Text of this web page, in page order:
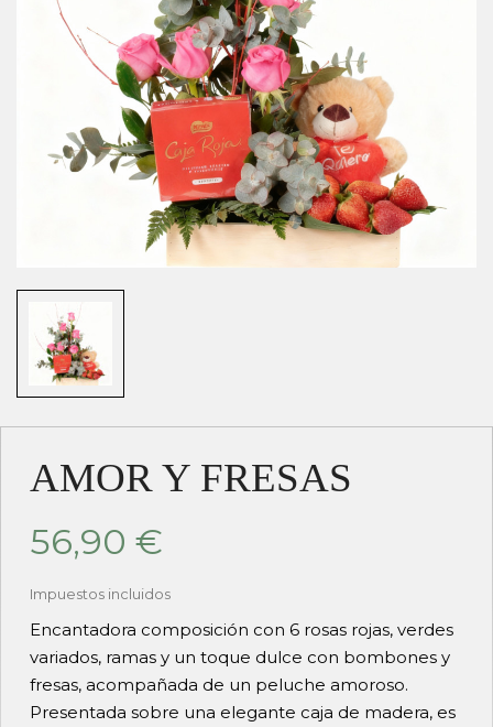
AMOR Y FRESAS
56,90 €
Impuestos incluidos
Encantadora composición con 6 rosas rojas, verdes
variados, ramas y un toque dulce con bombones y
fresas, acompañada de un peluche amoroso.
Presentada sobre una elegante caja de madera, es